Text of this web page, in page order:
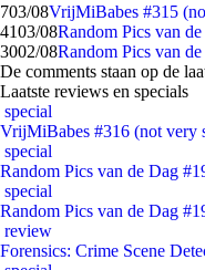
703/08VrijMiBabes #315
4103/08Random Pics van
3002/08Random Pics van
De comments staan op de
Laatste reviews en specials
special
VrijMiBabes #316 (not very
special
Random Pics van de Dag
special
Random Pics van de Dag
review
Forensics: Crime Scene